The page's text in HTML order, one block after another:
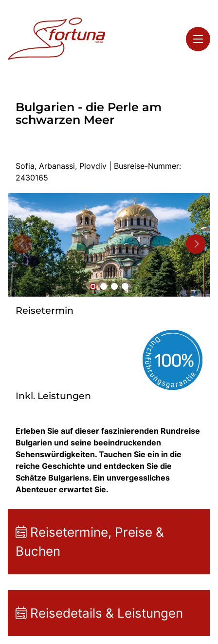
Highlights
Service
Busreisen
Bus mieten
Reisebüro
Newsletter
Kontakt
Bulgarien - die Perle am
schwarzen Meer
Sofia, Arbanassi, Plovdiv | Busreise-Nummer:
2430165
Reisetermin
Inkl. Leistungen
Erleben Sie auf dieser faszinierenden Rundreise
Bulgarien und seine beeindruckenden
Sehenswürdigkeiten. Tauchen Sie ein in die
reiche Geschichte und entdecken Sie die
Schätze Bulgariens. Ein unvergessliches
Abenteuer erwartet Sie.
Reisetermine, Preise &
Buchen
Reisedetails & Leistungen